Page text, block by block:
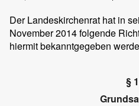
Der Landeskirchenrat hat in
November 2014 folgende
hiermit bekanntgegeben
§ 1